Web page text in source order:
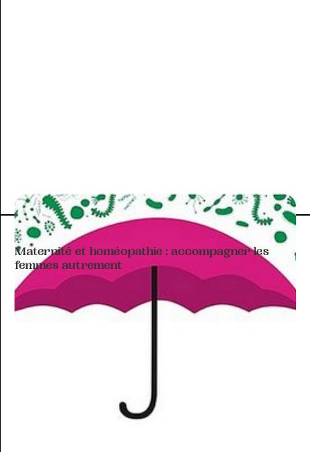
ARTICLE À THÉMATIQUE
Maternité et homéopathie : accompagner les
femmes autrement